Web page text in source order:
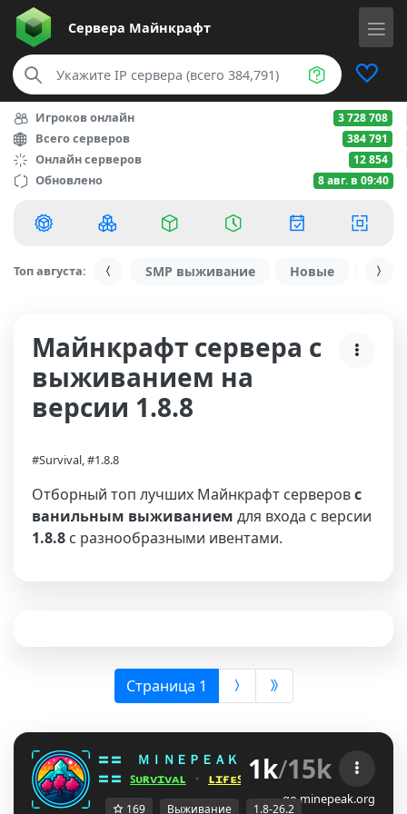
Сервера Майнкрафт
Игроков онлайн 3 728 708
Всего серверов 384 791
Онлайн серверов 12 854
Обновлено 8 авг. в 09:40
Топ августа: SMP выживание Новые С
Майнкрафт сервера с
выживанием на
версии 1.8.8
#Survival, #1.8.8
Отборный топ лучших Майнкрафт серверовс
ванильным выживанием для входа с версии
1.8.8 с разнообразными ивентами.
Страница 1 (выбрана)
〓〓 ＭＩＮＥＰＥＡＫ ¤ 1.8 - 26.2
〓〓 ꜱᴜʀᴠɪᴠᴀʟ ⋆ ʟɪғᴇꜱᴛᴇᴀʟ ⋆ ʙᴇᴅᴡᴀʀꜱ ⋆
1k/15k
go.minepeak.org
169 Выживание 1.8-26.2